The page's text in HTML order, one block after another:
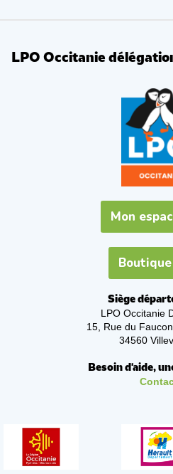
LPO Occitanie
Mon
Siège
LPO Occitanie
15, Rue du
34560
Besoin d'aide,